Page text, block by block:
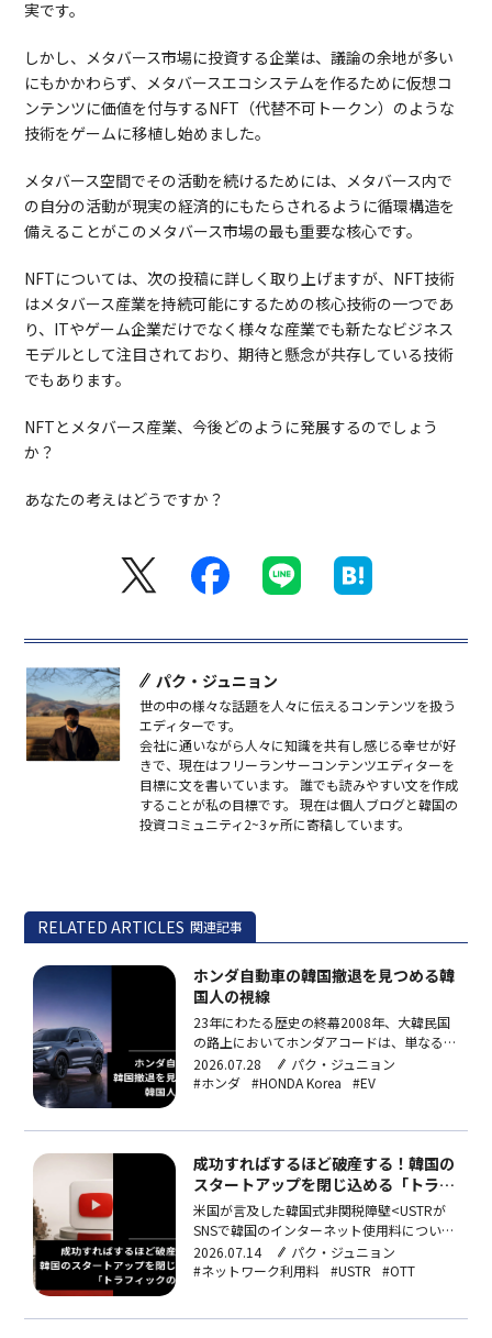
実です。
しかし、メタバース市場に投資する企業は、議論の余地が多い
にもかかわらず、メタバースエコシステムを作るために仮想コ
ンテンツに価値を付与するNFT（代替不可トークン）のような
技術をゲームに移植し始めました。
メタバース空間でその活動を続けるためには、メタバース内で
の自分の活動が現実の経済的にもたらされるように循環構造を
備えることがこのメタバース市場の最も重要な核心です。
NFTについては、次の投稿に詳しく取り上げますが、NFT技術
はメタバース産業を持続可能にするための核心技術の一つであ
り、ITやゲーム企業だけでなく様々な産業でも新たなビジネス
モデルとして注目されており、期待と懸念が共存している技術
でもあります。
NFTとメタバース産業、今後どのように発展するのでしょう
か？
あなたの考えはどうですか？
パク・ジュニョン
世の中の様々な話題を人々に伝えるコンテンツを扱う
エディターです。
会社に通いながら人々に知識を共有し感じる幸せが好
きで、現在はフリーランサーコンテンツエディターを
目標に文を書いています。 誰でも読みやすい文を作成
することが私の目標です。 現在は個人ブログと韓国の
投資コミュニティ2~3ヶ所に寄稿しています。
RELATED ARTICLES 関連記事
ホンダ自動車の韓国撤退を見つめる韓
国人の視線
23年にわたる歴史の終幕2008年、大韓民国
の路上においてホンダアコードは、単なる移
動手段以上の存在でした。当時ホンダは、韓
国で初めて輸入車販売1万台を突破し、輸入
し、ドイツ車…
2026.07.28
パク・ジュニョン
#ホンダ #HONDA Korea #EV
成功すればするほど破産する！韓国の
スタートアップを閉じ込める「トラフ
ィックの呪い」
米国が言及した韓国式非関税障壁<USTRが
SNSで韓国のインターネット使用料について
言及した。(出典：USTR公式X)>4月27日、
米国通商代表部(以下、USTR)のSNSに投稿さ
2026.07.14
パク・ジュニョン
#ネットワーク利用料 #USTR #OTT